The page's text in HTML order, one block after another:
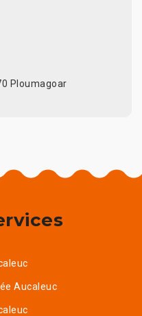
Ploumagoar
Aucaleuc